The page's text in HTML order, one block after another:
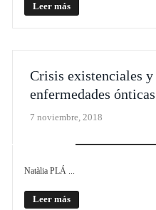
Leer más
Crisis existenciales y
enfermedades ónticas
7 noviembre, 2018
Natàlia PLÁ ...
Leer más